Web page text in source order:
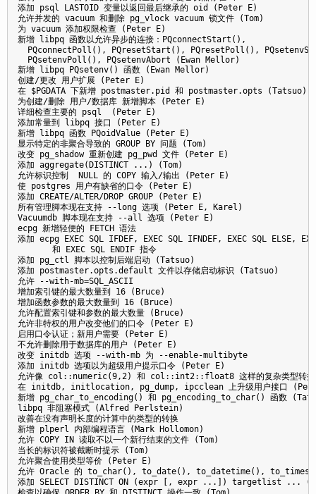
添加 psql LASTOID 变量以返回最后继承的 oid (Peter E)
允许并发的 vacuum 和删除 pg_vlock vacuum 锁文件 (Tom)
为 vacuum 添加权限检查 (Peter E)
新增 libpq 函数以允许异步的连接：PQconnectStart(),
PQconnectPoll(), PQresetStart(), PQresetPoll(),
  PQsetenvPoll(), PQsetenvAbort (Ewan Mellor)
新增 libpq PQsetenv() 函数 (Ewan Mellor)
创建/更改 用户扩展 (Peter E)
在 $PGDATA 下新增 postmaster.pid 和 postmaster.opts (Tatsuo)
为创建/删除 用户/数据库 新增脚本 (Peter E)
详细检查主要的 psql  (Peter E)
添加常量到 libpq 接口 (Peter E)
新增 libpq 函数 PQoidValue (Peter E)
显示特定的非聚合导致的 GROUP BY 问题 (Tom)
改变 pg_shadow 重新创建 pg_pwd 文件 (Peter E)
添加 aggregate(DISTINCT ...) (Tom)
允许标识控制  NULL 的 COPY 输入/输出 (Peter E)
使 postgres 用户有缺省的口令 (Peter E)
添加 CREATE/ALTER/DROP GROUP (Peter E)
所有管理脚本现在支持 --long 选项 (Peter E, Karel)
Vacuumdb 脚本现在支持 --all 选项 (Peter E)
ecpg 新增轻便的 FETCH 语法
添加 ecpg EXEC SQL IFDEF, EXEC SQL IFNDEF, EXEC SQL ELSE,
       和 EXEC SQL ENDIF 指令
添加 pg_ctl 脚本以控制后端启动 (Tatsuo)
添加 postmaster.opts.default 文件以存储启动标识 (Tatsuo)
允许 --with-mb=SQL_ASCII
增加索引键的最大数量到 16 (Bruce)
增加函数参数的最大数量到 16 (Bruce)
允许配置索引键和参数的最大数量 (Bruce)
允许非特权的用户改变他们的口令 (Peter E)
启用口令认证；新用户需要 (Peter E)
不允许删除用于数据库的用户 (Peter E)
改变 initdb 选项 --with-mb 为 --enable-multibyte
添加 initdb 选项以为超级用户提示口令 (Peter E)
允许像 col::numeric(9,2) 和 col::int2::float8 这样的复杂类型转换
在 initdb, initlocation, pg_dump, ipcclean 上升级用户接口
新增 pg_char_to_encoding() 和 pg_encoding_to_char() 函数
libpq 非阻塞模式 (Alfred Perlstein)
改善在没有声明长度的计算中的类型的转换
新增 plperl 内部编程语言 (Mark Hollomon)
允许 COPY IN 读取不以一个新行结束的文件 (Tom)
当长的标识符被截断时提示 (Tom)
允许聚合使用类型等价 (Peter E)
允许 Oracle 的 to_char(), to_date(), to_datetime(),
添加 SELECT DISTINCT ON (expr [, expr ...]) targetlist ...